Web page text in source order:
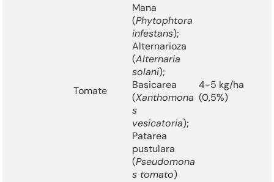
Tomate
Mana
(Phytophtora
infestans);
Alternarioza
(Alternaria
solani);
Basicarea
(Xanthomona
s
vesicatoria);
Patarea
pustulara
(Pseudomona
s tomato)
4-5 kg/ha
(0,5%)